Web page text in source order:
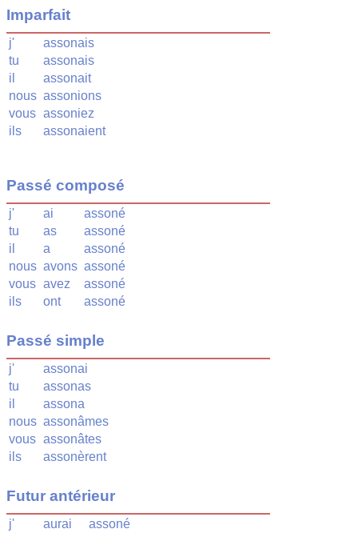
Imparfait
j'
assonais
tu
assonais
il
assonait
nous assonions
vous assoniez
ils
assonaient
Passé composé
j' ai
assoné
tu
as
assoné
il
a
assoné
nous avons assoné
vous avez
assoné
ils
ont assoné
Passé simple
j'
assonai
tu
assonas
il
assona
nous assonâmes
vous assonâtes
ils
assonèrent
Futur antérieur
j' aurai
assoné